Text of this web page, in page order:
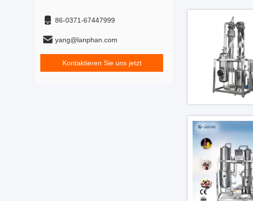
86-0371-67447999
yang@lanphan.com
Kontaktieren Sie uns jetzt